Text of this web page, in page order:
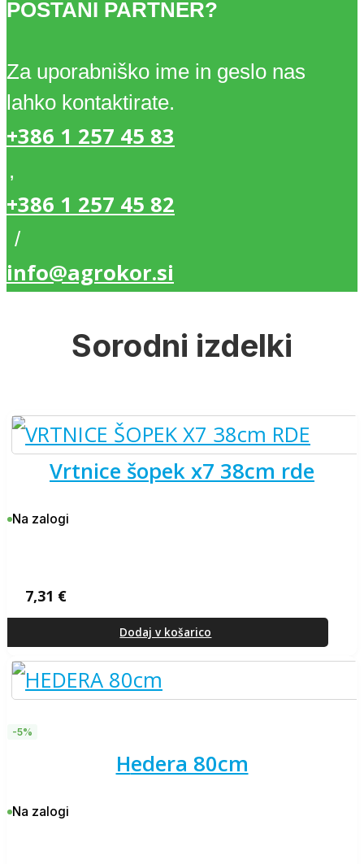
POSTANI PARTNER?
Za uporabniško ime in geslo nas
lahko kontaktirate.
+386 1 257 45 83
,
+386 1 257 45 82
/
info@agrokor.si
Sorodni izdelki
vrtnice šopek x7 38cm rde
Na zalogi
7,31 €
Dodaj v košarico
-5%
hedera 80cm
Na zalogi